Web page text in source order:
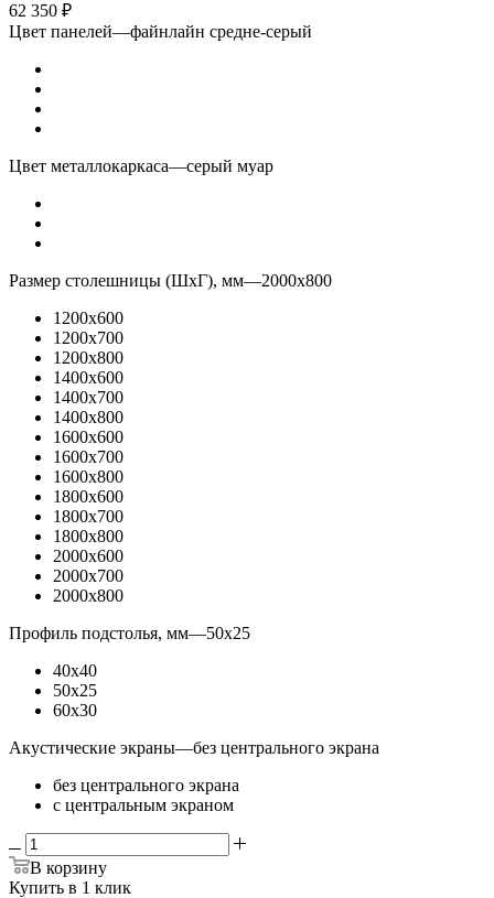
62 350 ₽
Цвет панелей—файнлайн средне-серый
Цвет металлокаркаса—серый муар
Размер столешницы (ШхГ), мм—2000x800
1200x600
1200x700
1200x800
1400x600
1400x700
1400x800
1600x600
1600x700
1600x800
1800x600
1800x700
1800x800
2000x600
2000x700
2000x800
Профиль подстолья, мм—50x25
40x40
50x25
60x30
Акустические экраны—без центрального экрана
без центрального экрана
с центральным экраном
В корзину
Купить в 1 клик